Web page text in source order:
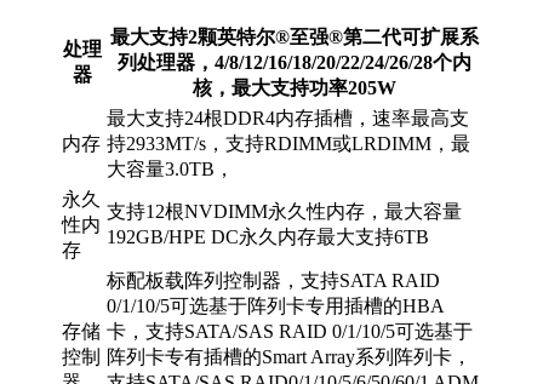
处理
器
最大支持2颗英特尔®至强®第二代可扩展系
列处理器，4/8/12/16/18/20/22/24/26/28个内
核，最大支持功率205W
内存
最大支持24根DDR4内存插槽，速率最高支
持2933MT/s，支持RDIMM或LRDIMM，最
大容量3.0TB，
永久
性内
存
支持12根NVDIMM永久性内存，最大容量
192GB/HPE DC永久内存最大支持6TB
存储
控制
标配板载阵列控制器，支持SATA RAID
0/1/10/5可选基于阵列卡专用插槽的HBA
卡，支持SATA/SAS RAID 0/1/10/5可选基于
阵列卡专有插槽的Smart Array系列阵列卡，